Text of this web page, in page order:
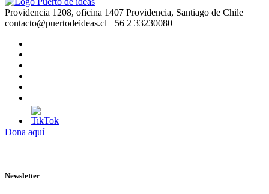
Providencia 1208, oficina 1407 Providencia, Santiago de Chile
contacto@puertodeideas.cl +56 2 33230080
Dona aquí
Newsletter